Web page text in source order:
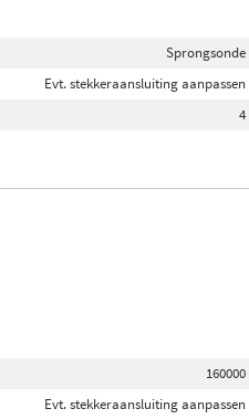
Sprongsonde
Evt. stekkeraansluiting aanpassen
4
160000
Evt. stekkeraansluiting aanpassen